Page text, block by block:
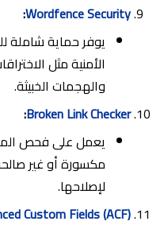
Wordfence Security
:
يوفر حماية شاملة
الأمنية مثل
والهجمات الخبيثة.
Broken Link Checker
:
يعمل على فحص
مكسورة أو غير
لإصلاحها.
Custom Fields (ACF)